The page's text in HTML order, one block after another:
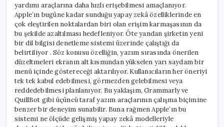
yardımı araçlarına daha hızlı erişebilmesi amaçlanıyor.
Apple’ın bugüne kadar sunduğu yapay zekâ özelliklerinde en
çok eleştirilen noktalardan biri olan erişim karmaşasının da
bu şekilde azaltılması hedefleniyor. Öte yandan şirketin yeni
bir dil bilgisi denetleme sistemi üzerinde çalıştığı da
belirtiliyor . Söz konusu özelliğin, yazım sırasında önerilen
düzeltmeleri ekranın alt kısmından yükselen yarı saydam bir
menü içinde göstereceği aktarılıyor. Kullanıcıların her öneriyi
tek tek kabul edebilmesi, görmezden gelebilmesi veya
reddedebilmesi planlanıyor. Bu yaklaşım, Grammarly ve
QuillBot gibi üçüncü taraf yazım araçlarının çalışma biçimine
benzer bir deneyim sunabilir. Buna rağmen Apple’ın bu
sistemi ne ölçüde gelişmiş yapay zekâ modelleriyle